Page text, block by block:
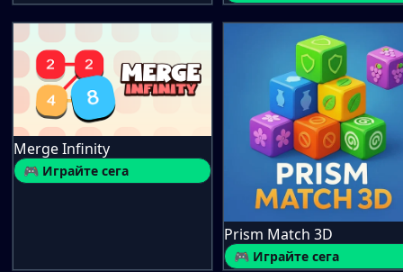
Merge Infinity
🎮 Играйте сега
Prism Match 3D
🎮 Играйте сега